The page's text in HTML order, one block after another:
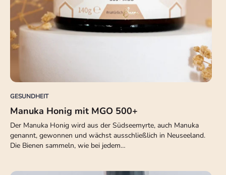
GESUNDHEIT
Manuka Honig mit MGO 500+
Der Manuka Honig wird aus der Südseemyrte, auch Manuka
genannt, gewonnen und wächst ausschließlich in Neuseeland.
Die Bienen sammeln, wie bei jedem…